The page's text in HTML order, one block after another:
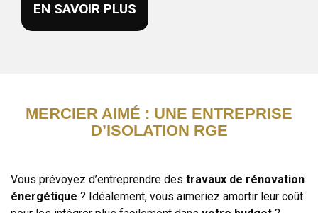
EN SAVOIR PLUS
MERCIER AIMÉ : UNE ENTREPRISE
D’ISOLATION RGE
Vous prévoyez d’entreprendre des travaux de rénovation
énergétique ? Idéalement, vous aimeriez amortir leur coût